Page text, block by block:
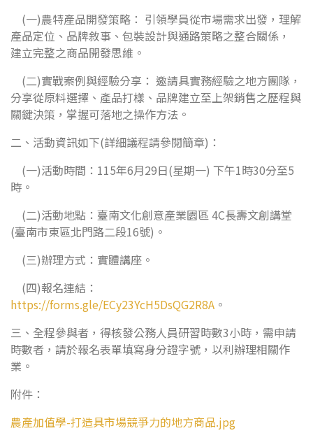
(一)農特產品開發策略： 引領學員從市場需求出發，理解
產品定位、品牌敘事、包裝設計與通路策略之整合關係，
建立完整之商品開發思維。
(二)實戰案例與經驗分享： 邀請具實務經驗之地方團隊，
分享從原料選擇、產品打樣、品牌建立至上架銷售之歷程與
關鍵決策，掌握可落地之操作方法。
二、活動資訊如下(詳細議程請參閱簡章)：
(一)活動時間：115年6月29日(星期一) 下午1時30分至5
時。
(二)活動地點：臺南文化創意產業園區 4C長壽文創講堂
(臺南市東區北門路二段16號)。
(三)辦理方式：實體講座。
(四)報名連結：
https://forms.gle/ECy23YcH5DsQG2R8A 。
三、全程參與者，得核發公務人員研習時數3小時，需申請
時數者，請於報名表單填寫身分證字號，以利辦理相關作
業。
附件：
農產加值學-打造具市場競爭力的地方商品.jpg